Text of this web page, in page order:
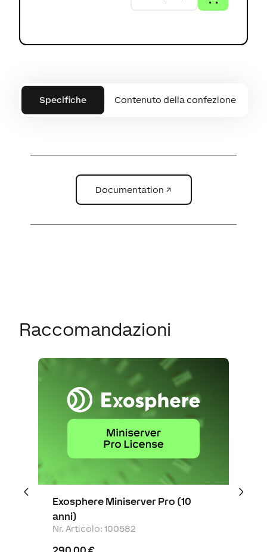
Specifiche Contenuto della confezione
Documentation ↗
Raccomandazioni
Exosphere Miniserver Pro (10
anni)
Nr. Articolo: 100582